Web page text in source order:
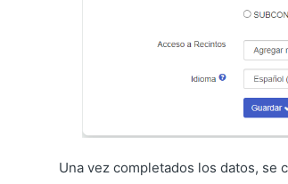
Una vez completados los datos, se